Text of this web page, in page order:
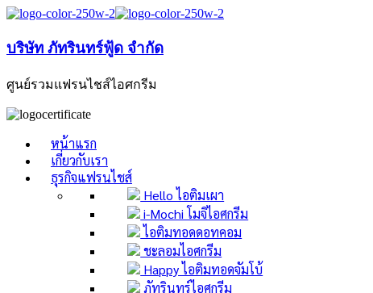
บริษัท ภัทรินทร์ฟู้ด จำกัด
ศูนย์รวมแฟรนไชส์ไอศกรีม
หน้าแรก
เกี่ยวกับเรา
ธุรกิจแฟรนไชส์
Hello ไอติมเผา
i-Mochi โมจิไอศกรีม
ไอติมทอดดอทคอม
ชะลอมไอศกรีม
Happy ไอติมทอดจัมโบ้
ภัทรินทร์ไอศกรีม